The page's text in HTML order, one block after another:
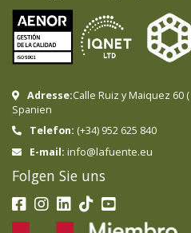
Adresse:Calle Ruiz y Maiquez 60 (
Spanien
Telefon: (+34) 952 625 840
E-mail: info@lafuente.eu
Folgen Sie uns